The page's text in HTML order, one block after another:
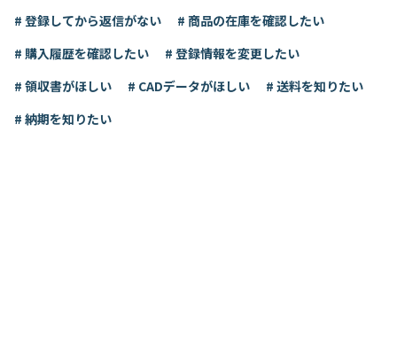
# 登録してから返信がない
# 商品の在庫を確認したい
# 購入履歴を確認したい
# 登録情報を変更したい
# 領収書がほしい
# CADデータがほしい
# 送料を知りたい
# 納期を知りたい